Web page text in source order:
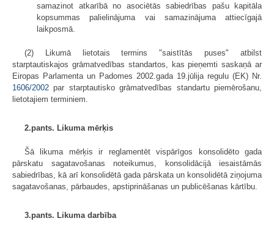
samazinot atkarībā no asociētās sabiedrības pašu kapitāla
kopsummas palielinājuma vai samazinājuma attiecīgajā
laikposmā.
(2) Likumā lietotais termins "sais­tītās puses" atbilst
starptautiskajos grā­matvedības standartos, kas pieņemti saskaņā ar
Eiropas Parlamenta un Padomes 2002.gada 19.jūlija regulu (EK) Nr.
1606/2002 par starptautisko grāmatvedības standartu piemērošanu,
lietotajiem terminiem.
2.pants. Likuma mērķis
Šā likuma mērķis ir reglamentēt vispārīgos konsolidēto gada
pārskatu sagatavošanas noteikumus, konsolidācijā iesaistāmās
sabiedrības, kā arī konsolidētā gada pārskata un konsolidētā ziņojuma
sagatavošanas, pārbaudes, apstiprināšanas un publicēšanas kārtību.
3.pants. Likuma darbība